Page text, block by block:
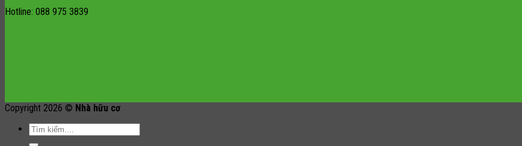
Hotline: 088 975 3839
Copyright 2026 © Nhà hữu cơ
Search
for: